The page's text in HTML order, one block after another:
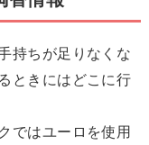
持ちが足りなくな
ときにはどこに行
ではユーロを使用